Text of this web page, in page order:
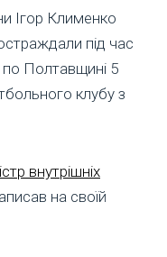
Ігор Клименко
під час
по Полтавщині 5
клубу з
внутрішніх
на своїй